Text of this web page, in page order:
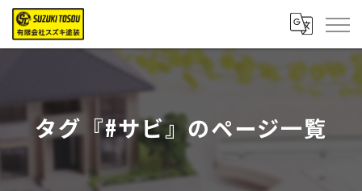
タグ『#サビ』のページ一覧